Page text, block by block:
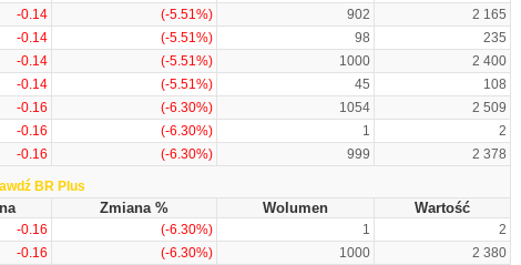
-0.14 (-5.51%) 902
2 165
-0.14 (-5.51%) 98
235
-0.14 (-5.51%) 1000
2 400
-0.14 (-5.51%) 45
108
-0.16 (-6.30%) 1054
2 509
-0.16 (-6.30%) 1
2
-0.16 (-6.30%) 999 2 378
BR Plus
Zmiana % Wolumen Wartość
-0.16 (-6.30%) 1
2
-0.16 (-6.30%) 1000
2 380